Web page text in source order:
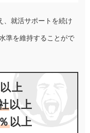
、就活サポートを続け
準を維持することがで
以上
以上
以上